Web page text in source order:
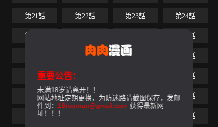
第21話 第22話 第23話 第24話
第25話 第28話
第30話 第31話 第32話
第33話 第34話 第36話
第37話 第38話 第39話 第40話
第41話 第44話
重要公告：
未满18岁请离开！！
网站地址定期更换，为防迷路请截图保存，发邮
件到： 18rouman@gmail.com 获得最新网
址！！！